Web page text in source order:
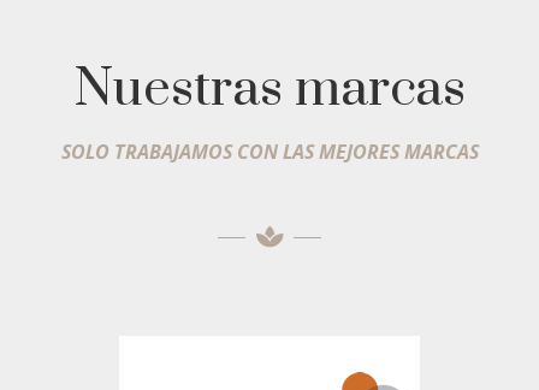
Nuestras marcas
SOLO TRABAJAMOS CON LAS MEJORES MARCAS